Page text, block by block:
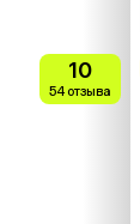
10
54 отзыва